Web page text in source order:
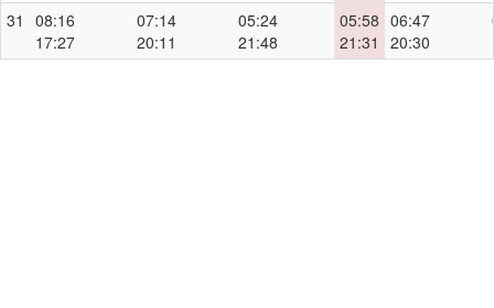
31
08:16
17:27
07:14
20:11
05:24
21:48
05:58
21:31
06:47
20:30